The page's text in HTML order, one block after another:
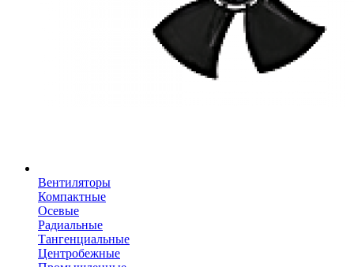
Вентиляторы
Компактные
Осевые
Радиальные
Тангенциальные
Центробежные